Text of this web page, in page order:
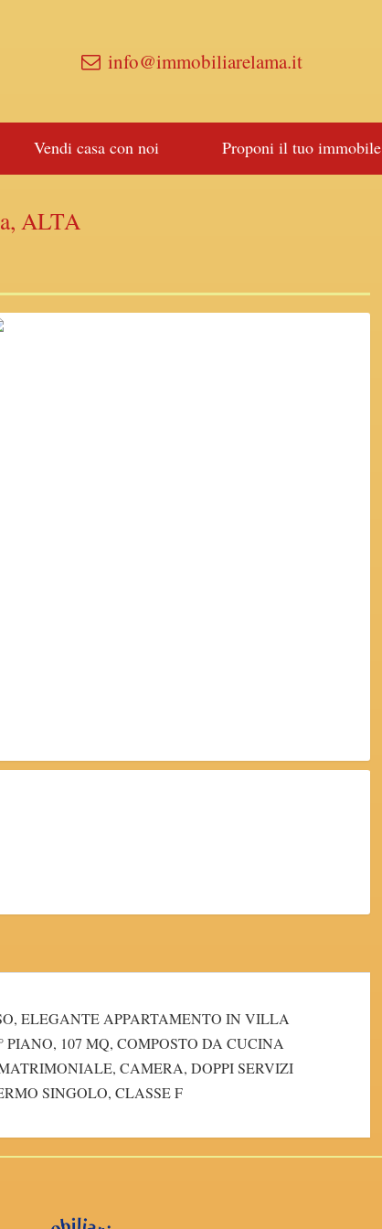
info@immobiliarelama.it
Vendi casa con noi Proponi il tuo immobile
ALTA
ELEGANTE APPARTAMENTO IN VILLA
107 MQ, COMPOSTO DA CUCINA
CAMERA, DOPPI SERVIZI
SINGOLO, CLASSE F